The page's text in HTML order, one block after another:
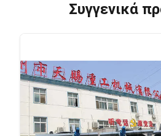
Συγγενικά